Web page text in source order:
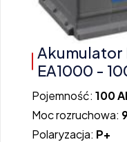
Akumulator
EA1000 -
Pojemność: 100
Moc rozruchowa:
Polaryzacja: P+